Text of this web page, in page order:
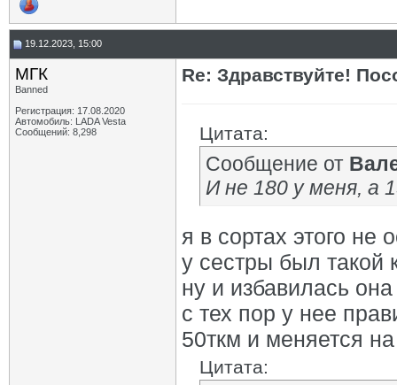
19.12.2023, 15:00
МГК
Banned
Регистрация: 17.08.2020
Автомобиль: LADA Vesta
Сообщений: 8,298
Re: Здравствуйте!
Цитата:
Сообщение от
И не 180 у меня, а
я в сортах этого не
у сестры был такой
ну и избавилась
с тех пор у нее
50ткм и меняется
Цитата: